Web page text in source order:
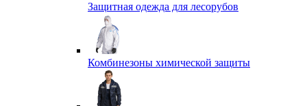
Защитная одежда для лесорубов
Комбинезоны химической защиты